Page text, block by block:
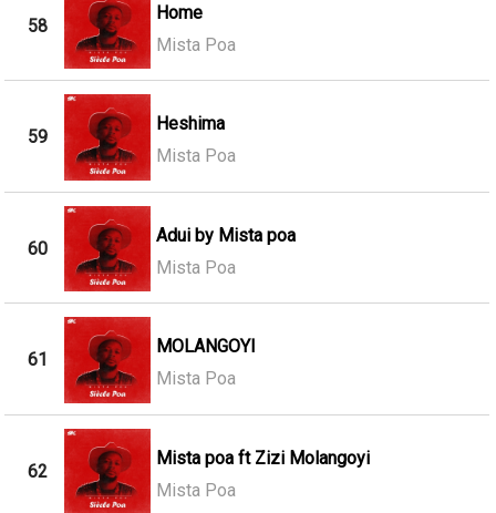
58
Home
Mista Poa
59
Heshima
Mista Poa
60
Adui by Mista poa
Mista Poa
61
MOLANGOYI
Mista Poa
62
Mista poa ft Zizi Molangoyi
Mista Poa